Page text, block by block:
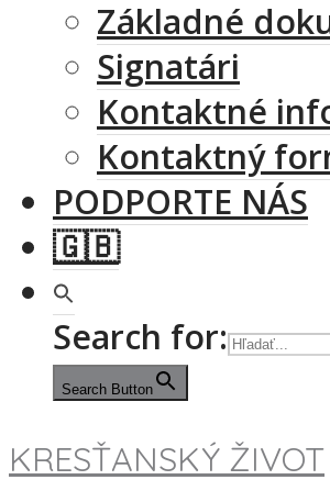
Základné
Signatári
Kontaktné
Kontaktný
PODPORTE NÁS
🇬🇧
Search for:
Search Button
KRESŤANSKÝ ŽIVOT